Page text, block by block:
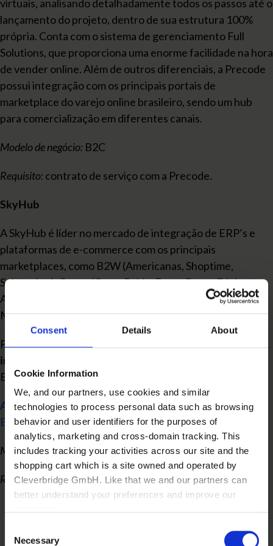
Consent Details About
Cookie Information
We, and our partners, use cookies and similar
technologies to process personal data such as browsing
behavior and user identifiers for the purposes of
analytics, marketing and cross-domain tracking. This
includes tracking your activities across our site and the
shopping cart which is a site owned and operated by
Cleverbridge GmbH. Like that we and our partners can
better understand your preferences and improve our
Also, the operator of the shopping cart, Cleverbridge
Selection
Necessary
virtuais, analisando detalhadamente todos os passos até o
lançamento do projeto, dentro de sua estrutura 100%
própria. Conta com o sistema de gerenciamento Full
Solutions, que proporciona uma enorme facilidade na hora
de vender online. Além de outros diferenciais, a Precode
possui integração com os principais portais de
marketplace do varejo online brasileiro, sendo um hub
para comercialização em diferentes canais.
Modelo de negócio: B2C
Requisito:contrato de serviço com a Precode.
SkyHub
A SkyHub é líder no mercado de integração de ERP’s e
plataformas de e-commerce com os principais
marketplaces, como B2W (Americanas, Shoptime,
Submarino), Cnova (Casas Bahia, Extra, Ponto Frio),
Amazon, Mercado Livre, Ricardo Eletro, Walmart, Zoom,
Magazine Luiza, Google Shopping, FastShop e Carrefour.
Para solicitar a integração com o FoccoERP,siga as
instruções do artigo abaixo
ERP/Plataforma, informe a Focco Sistemas de Gestão:
Artigo| Como solicitar a integração da SkyHub com a
B2W? (Chave API)
Modelo de negócio:B2C
Requisitos:
desejados.